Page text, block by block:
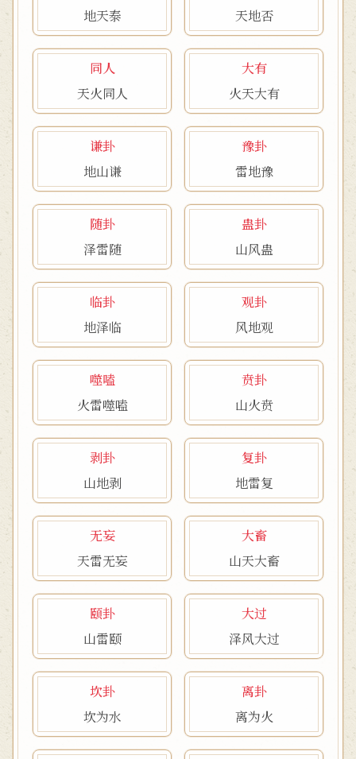
地天泰
天地否
同人
天火同人
大有
火天大有
谦卦
地山谦
豫卦
雷地豫
随卦
泽雷随
蛊卦
山风蛊
临卦
地泽临
观卦
风地观
噬嗑
火雷噬嗑
贲卦
山火贲
剥卦
山地剥
复卦
地雷复
无妄
天雷无妄
大畜
山天大畜
颐卦
山雷颐
大过
泽风大过
坎卦
坎为水
离卦
离为火